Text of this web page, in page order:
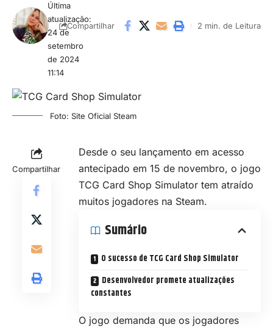
Última
atualização:
24 de
setembro
de 2024
11:14
Compartilhar 2 min. de Leitura
Foto: Site Oficial Steam
Compartilhar
Desde o seu lançamento em acesso
antecipado em 15 de novembro, o jogo
TCG Card Shop Simulator tem atraído
muitos jogadores na Steam.
Sumário
O sucesso de TCG Card Shop Simulator
Desenvolvedor promete atualizações
constantes
O jogo demanda que os jogadores